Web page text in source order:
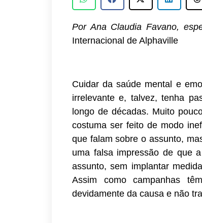
Por Ana Claudia Favano,
Internacional de Alphaville
Cuidar da saúde mental e
irrelevante e, talvez, tenha
longo de décadas. Muito
costuma ser feito de modo
que falam sobre o assunto,
uma falsa impressão de que
assunto, sem implantar
Assim como campanhas
devidamente da causa e não